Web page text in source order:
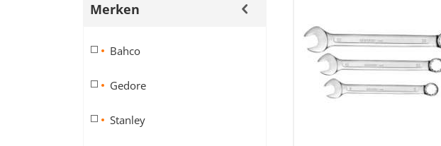
Merken
Bahco
Gedore
Stanley